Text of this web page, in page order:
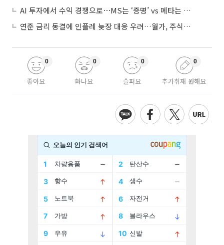
AI 투자에서 수익 경쟁으로⋯MS는 ‘증명’ vs 메타는 ‘숙제’
연준 금리 동결에 인플레 늦장 대응 우려…월가, 주식도 채권도 던졌다
좋아요
0
화나요
0
슬퍼요
0
추가취재 원해요
0